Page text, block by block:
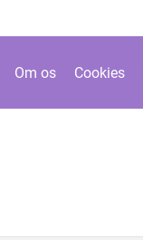
Om os Cookies